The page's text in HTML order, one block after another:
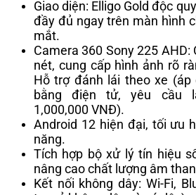
Giao diện: Elligo Gold độc
đầy đủ ngay trên màn hình
mắt.
Camera 360 Sony 225 AHD:
nét, cung cấp hình ảnh rõ
Hỗ trợ đánh lái theo xe (áp
bằng điện tử, yêu cầu
1,000,000 VNĐ).
Android 12 hiện đại, tối ưu
năng.
Tích hợp bộ xử lý tín hiệu
nâng cao chất lượng âm
Kết nối không dây: Wi-Fi,